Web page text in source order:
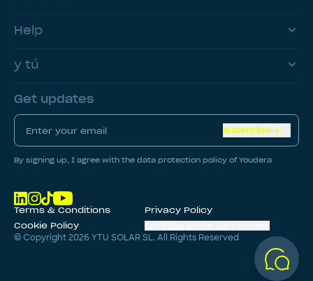
Help
y tú
Get updates
Subscribe
By signing up, I agree with the data protection policy of Youdera
Terms & Conditions
Privacy Policy
Cookie Policy
© Copyright2026 YTU SOLAR SL. All Rights Reserved